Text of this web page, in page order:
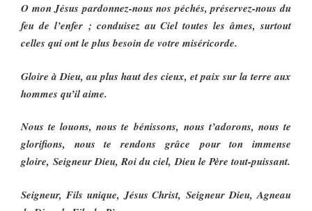
O mon Jésus pardonnez-nous nos péchés, préservez-nous du
feu de l’enfer ; conduisez au Ciel toutes les âmes, surtout
celles qui ont le plus besoin de votre miséricorde.
Gloire à Dieu, au plus haut des cieux, et paix sur la terre aux
hommes qu’il aime.
Nous te louons, nous te bénissons, nous t’adorons, nous te
glorifions, nous te rendons grâce pour ton immense
gloire, Seigneur Dieu, Roi du ciel, Dieu le Père tout-puissant.
Seigneur, Fils unique, Jésus Christ, Seigneur Dieu, Agneau